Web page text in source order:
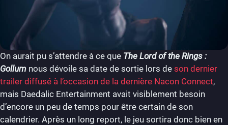
On aurait pu s’attendre à ce que The Lord of the Rings :
Gollum nous dévoile sa date de sortie lors de son dernier
trailer diffusé à l’occasion de la dernière Nacon Connect,
mais Daedalic Entertainment avait visiblement besoin
d’encore un peu de temps pour être certain de son
calendrier. Après un long report, le jeu sortira donc bien en